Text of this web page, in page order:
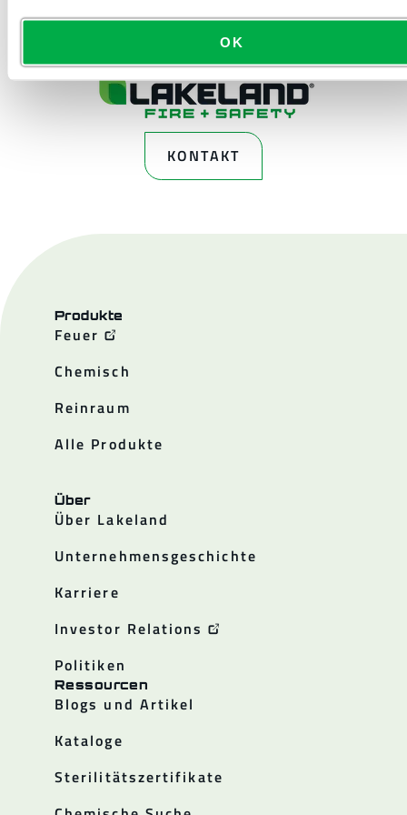
OK
KONTAKT
Produkte
Feuer
Chemisch
Reinraum
Alle Produkte
Über
Über Lakeland
Unternehmensgeschichte
Karriere
Investor Relations
Politiken
Ressourcen
Blogs und Artikel
Kataloge
Sterilitätszertifikate